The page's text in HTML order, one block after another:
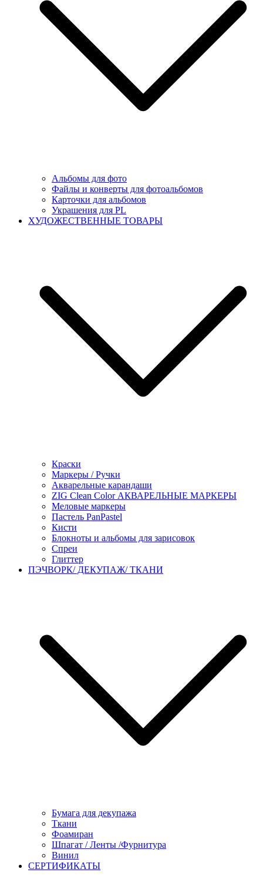
Альбомы для фото
Файлы и конверты для фотоальбомов
Карточки для альбомов
Украшения для PL
ХУДОЖЕСТВЕННЫЕ ТОВАРЫ
Краски
Маркеры / Ручки
Акварельные карандаши
ZIG Clean Color АКВАРЕЛЬНЫЕ МАРКЕРЫ
Меловые маркеры
Пастель PanPastel
Кисти
Блокноты и альбомы для зарисовок
Спреи
Глиттер
ПЭЧВОРК/ ДЕКУПАЖ/ ТКАНИ
Бумага для декупажа
Ткани
Фоамиран
Шпагат / Ленты /Фурнитура
Винил
СЕРТИФИКАТЫ